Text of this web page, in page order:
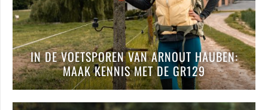
IN DE VOETSPOREN VAN ARNOUT HAUBEN:
MAAK KENNIS MET DE GR129